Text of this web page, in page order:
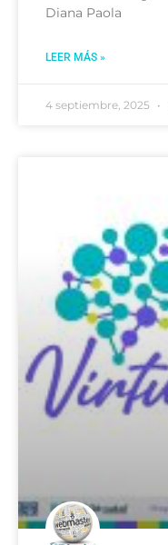
Diana Paola
LEER MÁS »
4 septiembre, 2025